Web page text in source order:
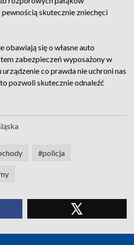
skutecznie zniechęci
obawiają się o własne auto
zabezpieczeń wyposażony w
co prawda nie uchroni nas
pozwoli skutecznie odnaleźć
#policja